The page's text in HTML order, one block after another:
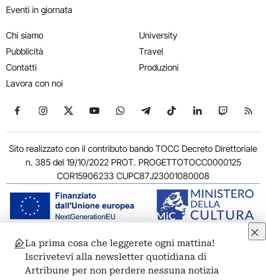
Eventi in giornata
Chi siamo
Pubblicità
Contatti
Lavora con noi
University
Travel
Produzioni
Seguici su Facebook
Seguici su Instagram
Seguici su X
Seguici su YouTube
Seguici su WhatsApp
Seguici su Telegram
Seguici su TikTok
Seguici su
Seguici
Sito realizzato con il contributo bando TOCC Decreto Direttoriale
n. 385 del 19/10/2022 PROT. PROGETTOTOCC0000125
COR15906233 CUPC87J23001080008
© 2011-2026 ARTRIBUNE srl – Corso Vittorio Emanuele II, 287 –
00186 Roma - P.I. 11381581005
Privacy: Responsabile della protezione dei dati personali
La prima cosa che leggerete ogni mattina!
Iscrivetevi alla newsletter quotidiana di
Artribune per non perdere nessuna notizia